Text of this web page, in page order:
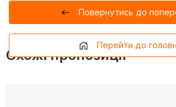
Повернутись до
Перейти до
Схожі пропозиції